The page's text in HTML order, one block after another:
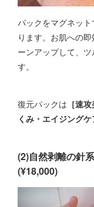
パックをマグネッ
ります。お肌への
ーンアップして、
す。
復元パックは ［速
くみ・エイジングケ
(2)自然剥離の針
(¥18,000)